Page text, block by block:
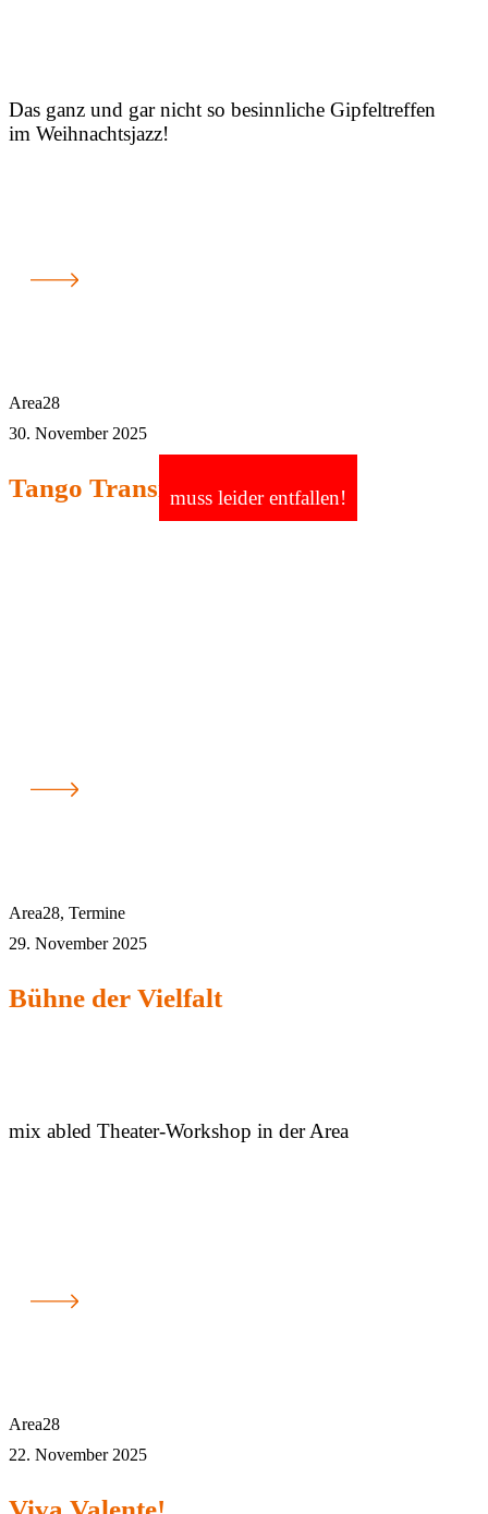
Das ganz und gar nicht so besinnliche Gipfeltreffen
im Weihnachtsjazz!
Area28
30. November 2025
Tango Transit - Akrobat
muss leider entfallen!
Area28, Termine
29. November 2025
Bühne der Vielfalt
mix abled Theater-Workshop in der Area
Area28
22. November 2025